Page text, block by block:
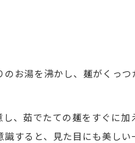
お湯を沸かし、麺がくっつ
、茹でたての麺をすぐに加
すると、見た目にも美しい